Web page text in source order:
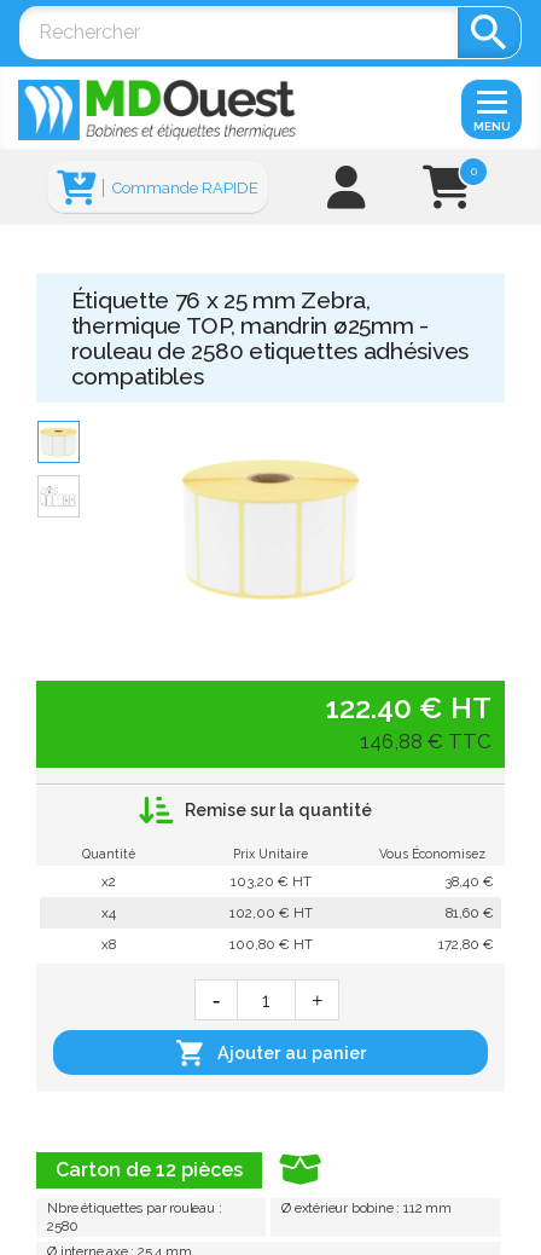

0
Commande RAPIDE
MENU
Étiquette 76 x 25 mm Zebra,
thermique TOP, mandrin ø25mm -
rouleau de 2580 etiquettes adhésives
compatibles
Carton de 12 pièces
Nbre étiquettes par rouleau :
2580
Ø extérieur bobine : 112 mm
Ø interne axe : 25,4 mm
122.40 € HT
146,88 € TTC
Remise sur la quantité
Quantité Prix Unitaire Vous Économisez
x2 103,20 € HT
38,40 €
x4
102,00 € HT
81,60 €
x8
100,80 € HT 172,80 €
 Ajouter au panier